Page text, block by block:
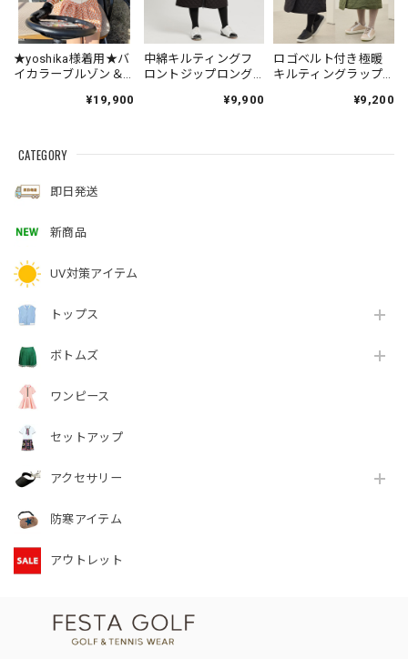
★yoshika様着用★バ
イカラーブルゾン＆
¥19,900
中綿キルティングフ
ロントジップロング
¥9,900
ロゴベルト付き極暖
キルティングラップ
¥9,200
CATEGORY
即日発送
新商品
UV対策アイテム
トップス
ボトムズ
ワンピース
セットアップ
アクセサリー
防寒アイテム
アウトレット